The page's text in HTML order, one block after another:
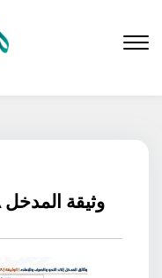
المحتوى
وثيقة المدخل ٣٨